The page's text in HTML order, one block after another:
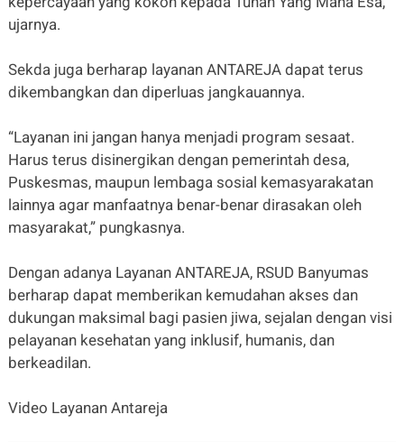
ujarnya.
Sekda juga berharap layanan ANTAREJA dapat terus
dikembangkan dan diperluas jangkauannya.
“Layanan ini jangan hanya menjadi program sesaat.
Harus terus disinergikan dengan pemerintah desa,
Puskesmas, maupun lembaga sosial kemasyarakatan
lainnya agar manfaatnya benar-benar dirasakan oleh
masyarakat,” pungkasnya.
Dengan adanya Layanan ANTAREJA, RSUD Banyumas
berharap dapat memberikan kemudahan akses dan
dukungan maksimal bagi pasien jiwa, sejalan dengan visi
pelayanan kesehatan yang inklusif, humanis, dan
berkeadilan.
Video Layanan Antareja